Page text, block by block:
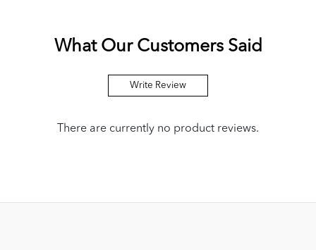
What Our Customers Said
Write Review
There are currently no product reviews.